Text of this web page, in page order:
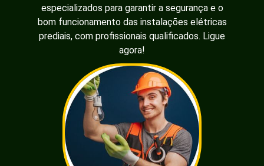
especializados para garantir a segurança e o
bom funcionamento das instalações elétricas
prediais, com profissionais qualificados. Ligue
agora!